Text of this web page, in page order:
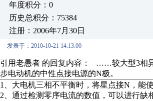
年度积分：0
历史总积分：75384
注册：2006年7月30日
发表于：2010-10-21 14:13:00
引用老愚者 的回复内容： ……较大型3相
步电动机的中性点接电源的N极。
1、大电机三相不平衡时，将星点接N，能
2、通过检测零序电流的数值，可以进行缺